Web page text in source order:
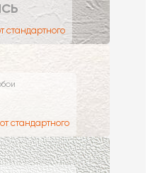
стандартного
стандартного